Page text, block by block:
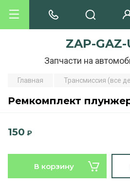
ZAP-GAZ-
Запчасти на
Главная Трансмиссия (все
Ремкомплект
150 ₽
В корзину